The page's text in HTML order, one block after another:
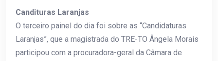
Candituras Laranjas
O terceiro painel do dia foi sobre as “Candidaturas
Laranjas”, que a magistrada do TRE-TO Ângela Morais
participou com a procuradora-geral da Câmara de